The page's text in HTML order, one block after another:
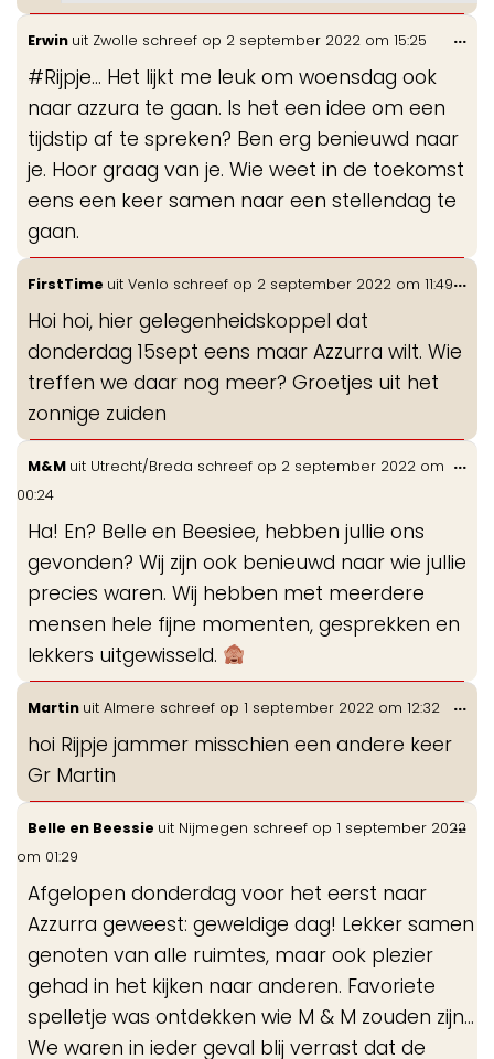
Erwin uit Zwolle schreef op 2 september 2022 om 15:25
#Rijpje… Het lijkt me leuk om woensdag ook
naar azzura te gaan. Is het een idee om een
tijdstip af te spreken? Ben erg benieuwd naar
je. Hoor graag van je. Wie weet in de toekomst
eens een keer samen naar een stellendag te
gaan.
...
FirstTime uit Venlo schreef op 2 september 2022 om 11:49
Hoi hoi, hier gelegenheidskoppel dat
donderdag 15sept eens maar Azzurra wilt. Wie
treffen we daar nog meer? Groetjes uit het
zonnige zuiden
...
M&M uit Utrecht/Breda schreef op 2 september 2022 om
00:24
Ha! En? Belle en Beesiee, hebben jullie ons
gevonden? Wij zijn ook benieuwd naar wie jullie
precies waren. Wij hebben met meerdere
mensen hele fijne momenten, gesprekken en
lekkers uitgewisseld.
...
Martin uit Almere schreef op 1 september 2022 om 12:32
hoi Rijpje jammer misschien een andere keer
Gr Martin
...
Belle en Beessie uit Nijmegen schreef op 1 september 2022
om 01:29
Afgelopen donderdag voor het eerst naar
Azzurra geweest: geweldige dag! Lekker samen
genoten van alle ruimtes, maar ook plezier
gehad in het kijken naar anderen. Favoriete
spelletje was ontdekken wie M & M zouden zijn...
We waren in ieder geval blij verrast dat de
...